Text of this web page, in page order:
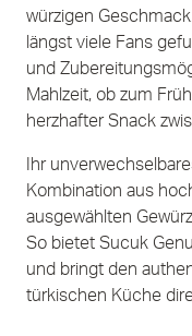
würzigen
längst viele Fans
und
Mahlzeit, ob zum
herzhafter Snack
Ihr
Kombination aus
ausgewählten
So bietet Sucuk
und bringt den
türkischen Küche